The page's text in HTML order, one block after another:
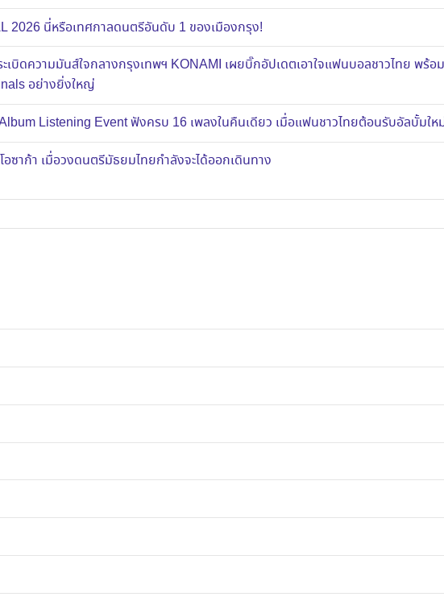
2026 นี่หรือเทศกาลดนตรีอันดับ 1 ของเมืองกรุง!
เบิดความมันส์ใจกลางกรุงเทพฯ KONAMI เผยบิ๊กอัปเดตเอาใจแฟนบอลชาวไทย พ
อย่างยิ่งใหญ่
Listening Event ฟังครบ 16 เพลงในคืนเดียว เมื่อแฟนชาวไทยต้อนรับอัลบั้มใ
ซาก้า เมื่อวงดนตรีมัธยมไทยกำลังจะได้ออกเดินทาง